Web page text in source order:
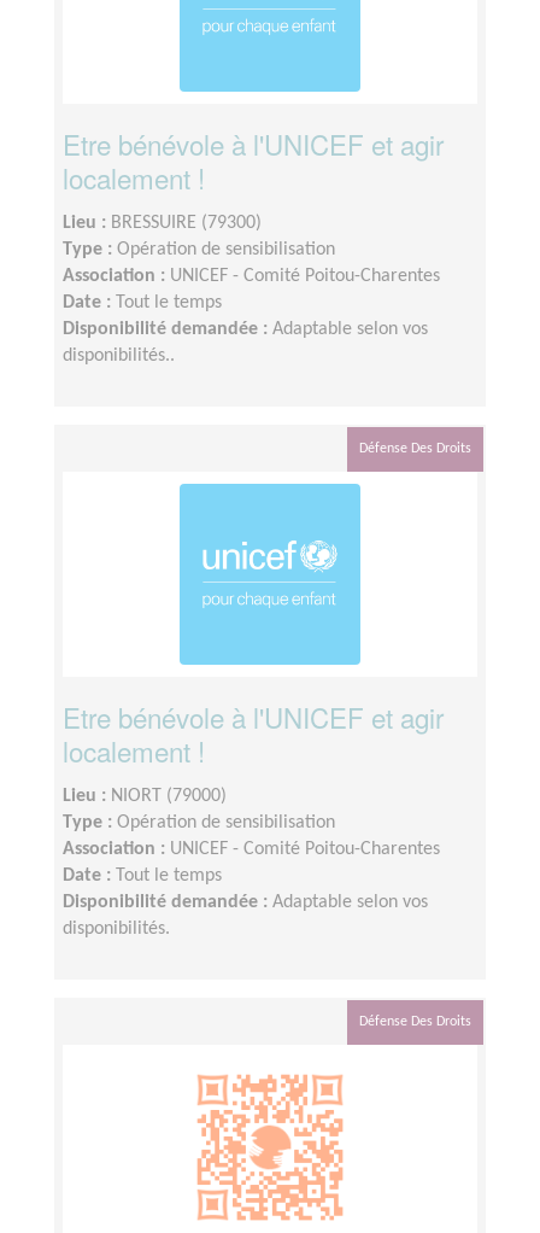
Etre bénévole à l'UNICEF et agir
localement !
Lieu : BRESSUIRE (79300)
Type : Opération de sensibilisation
Association : UNICEF - Comité Poitou-Charentes
Date :
Tout le temps
Disponibilité demandée : Adaptable selon vos
disponibilités..
Défense Des Droits
Etre bénévole à l'UNICEF et agir
localement !
Lieu : NIORT (79000)
Type : Opération de sensibilisation
Association : UNICEF - Comité Poitou-Charentes
Date :
Tout le temps
Disponibilité demandée : Adaptable selon vos
disponibilités.
Défense Des Droits